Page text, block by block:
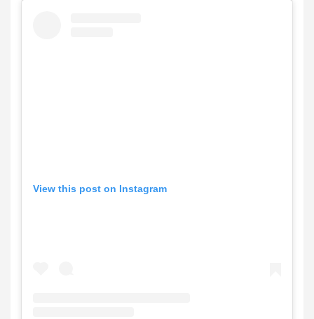
View this post on Instagram